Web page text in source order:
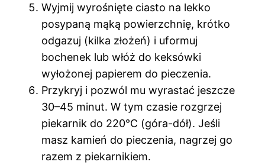
Wyjmij wyrośnięte ciasto na lekko
posypaną mąką powierzchnię, krótko
odgazuj (kilka złożeń) i uformuj
bochenek lub włóż do keksówki
wyłożonej papierem do pieczenia.
Przykryj i pozwól mu wyrastać jeszcze
30–45 minut. W tym czasie rozgrzej
piekarnik do 220°C (góra-dół). Jeśli
masz kamień do pieczenia, nagrzej go
razem z piekarnikiem.